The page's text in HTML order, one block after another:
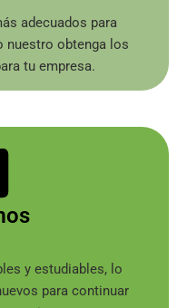
adecuados para
nuestro obtenga los
tu empresa.
y estudiables, lo
para continuar